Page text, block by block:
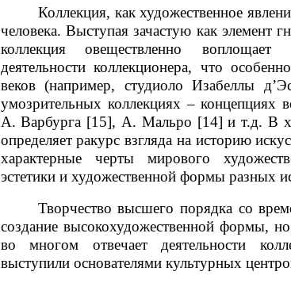
Коллекция, как художественное
человека. Выступая зачастую как элемент
коллекция
овеществленно воплощает
деятельности коллекционера, что
веков (например, студиоло Изабеллы
умозрительных коллекциях –
А. Варбурга [15], А. Мальро [14] и т.д. В
определяет ракурс взгляда на историю
характерные черты мирового
эстетики и художественной формы разных
Творчество высшего порядка со
создание высокохудожественной формы,
во многом отвечает деятельности
выступили основателями культурных